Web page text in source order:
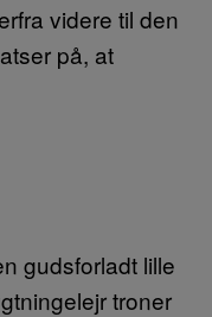
videre til den
på, at
gudsforladt lille
troner